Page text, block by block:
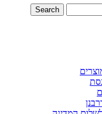
Search